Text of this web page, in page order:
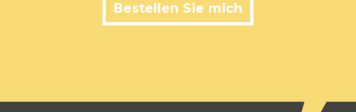
Bestellen Sie mich